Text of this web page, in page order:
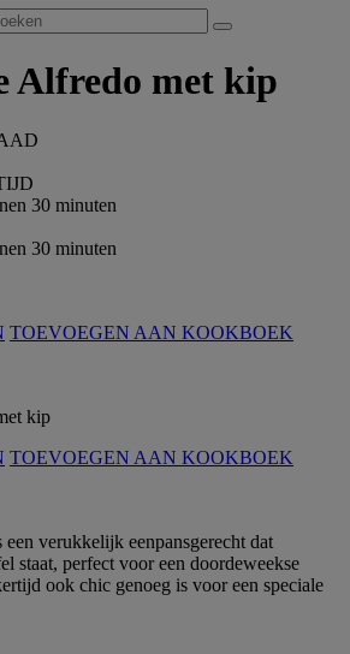
Alfredo met kip
30 minuten
30 minuten
TOEVOEGEN AAN KOOKBOEK
TOEVOEGEN AAN KOOKBOEK
verukkelijk eenpansgerecht dat
staat, perfect voor een doordeweekse
ook chic genoeg is voor een speciale